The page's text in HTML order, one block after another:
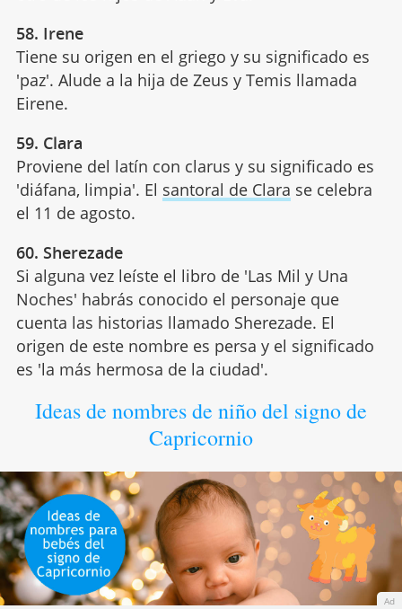
58. Irene
Tiene su origen en el griego y su significado es
'paz'. Alude a la hija de Zeus y Temis llamada
Eirene.
59. Clara
Proviene del latín con clarus y su significado es
'diáfana, limpia'. El santoral de Clara se celebra
el 11 de agosto.
60. Sherezade
Si alguna vez leíste el libro de 'Las Mil y Una
Noches' habrás conocido el personaje que
cuenta las historias llamado Sherezade. El
origen de este nombre es persa y el significado
es 'la más hermosa de la ciudad'.
Ideas de nombres de niño del signo de
Capricornio
Ad